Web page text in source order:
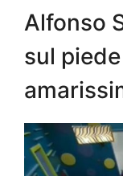
Alfonso
sul